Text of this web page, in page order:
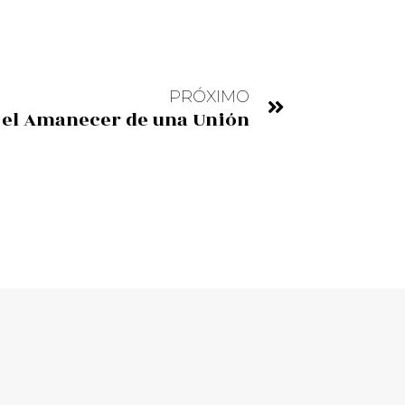
PRÓXIMO
Amanecer de una Unión